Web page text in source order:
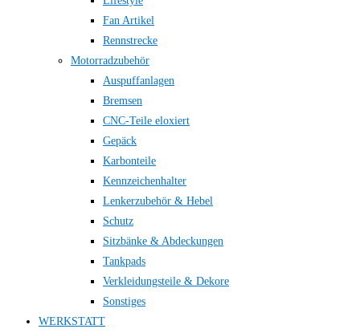
Fan Artikel
Rennstrecke
Motorradzubehör
Auspuffanlagen
Bremsen
CNC-Teile eloxiert
Gepäck
Karbonteile
Kennzeichenhalter
Lenkerzubehör & Hebel
Schutz
Sitzbänke & Abdeckungen
Tankpads
Verkleidungsteile & Dekore
Sonstiges
WERKSTATT